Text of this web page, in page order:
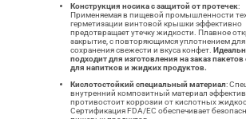
Конструкция носика с защитой от протечек:
Применяемая в пищевой промышленности
герметизации винтовой крышки эффективно
предотвращает утечку жидкости. Плавное
закрытие, с повторяющимся уплотнением для
сохранения свежести и вкуса конфет.
подходит для изготовления на заказ
для напитков и жидких продуктов.
Кислотостойкий специальный материал:
внутренний композитный материал
противостоит коррозии от кислотных
Сертификация FDA/EC обеспечивает